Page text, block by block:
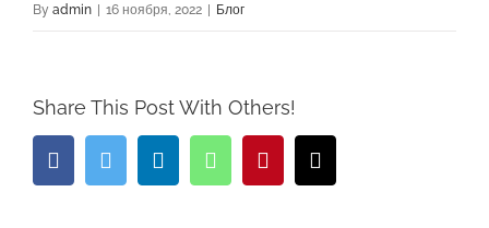
By admin | 16 ноября, 2022 | Блог
Share This Post With Others!
FacebookTwitter LinkedInWhatsappPinterest